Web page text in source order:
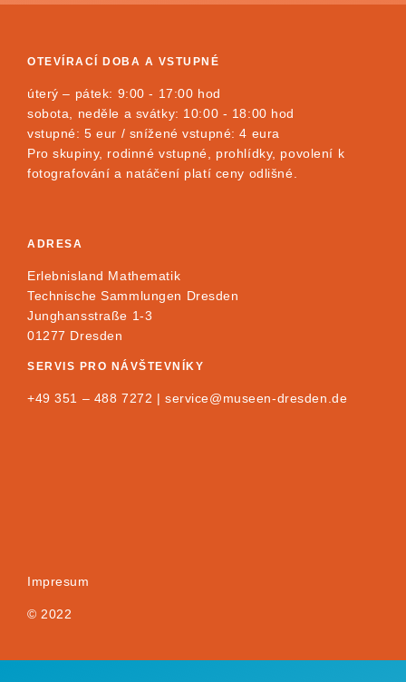
OTEVÍRACÍ DOBA A VSTUPNÉ
úterý – pátek: 9:00 - 17:00 hod
sobota, neděle a svátky: 10:00 - 18:00 hod
vstupné: 5 eur / snížené vstupné: 4 eura
Pro skupiny, rodinné vstupné, prohlídky, povolení k
fotografování a natáčení platí ceny odlišné.
ADRESA
Erlebnisland Mathematik
Technische Sammlungen Dresden
Junghansstraße 1-3
01277 Dresden
SERVIS PRO NÁVŠTEVNÍKY
+49 351 – 488 7272 | service@museen-dresden.de
Impresum
© 2022